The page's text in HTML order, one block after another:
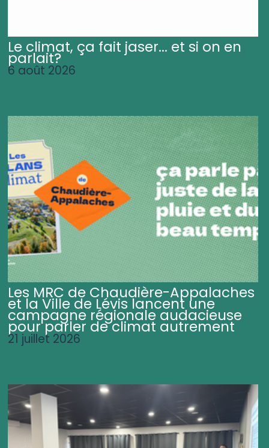
Le climat, ça fait jaser... et si on en
parlait?
6 août 2026
Les MRC de Chaudière-Appalaches
et la Ville de Lévis lancent une
campagne régionale audacieuse
pour parler de climat autrement
21 juillet 2026